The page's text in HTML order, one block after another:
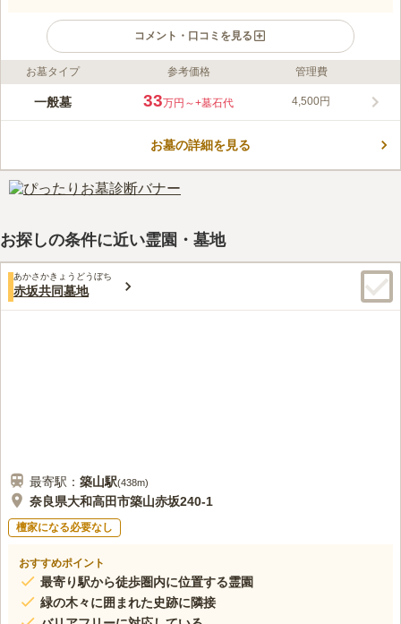
コメント・口コミを見る
ライフドット編集部のコメント
舗装された参道は広く整備されており、ゆったりとしたスペース
える多目的ホールが併設されてます。 ご家族揃っての会食や休
で、お花の水替えやお墓のお掃除にも困りません。 車で訪れる
方のために駐車場が用意されています。
口コミ評価
お供え物を購入してから自家用車で走ります。霊園の近くには食事する場
口コミの続きを読む
お墓タイプ 参考価格 管理費
一般墓 33万円～+墓石代 4,500円
お墓の詳細を見る
お探しの条件に近い霊園・墓地
あかさかきょうどうぼち
赤坂共同墓地
最寄駅： 築山駅(438m)
奈良県大和高田市築山赤坂240-1
檀家になる必要なし
おすすめポイント
最寄り駅から徒歩圏内に位置する霊園
緑の木々に囲まれた史跡に隣接